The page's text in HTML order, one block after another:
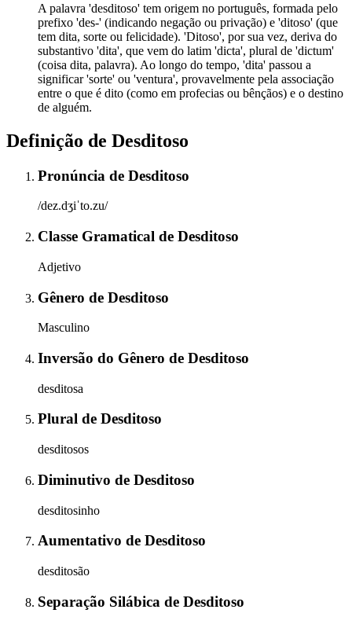
A palavra 'desditoso' tem origem no português, formada pelo
prefixo 'des-' (indicando negação ou privação) e 'ditoso' (que
tem dita, sorte ou felicidade). 'Ditoso', por sua vez, deriva do
substantivo 'dita', que vem do latim 'dicta', plural de 'dictum'
(coisa dita, palavra). Ao longo do tempo, 'dita' passou a
significar 'sorte' ou 'ventura', provavelmente pela associação
entre o que é dito (como em profecias ou bênçãos) e o destino
de alguém.
Definição de Desditoso
Pronúncia de Desditoso
/dez.dʒiˈto.zu/
Classe Gramatical de Desditoso
Adjetivo
Gênero de Desditoso
Masculino
Inversão do Gênero de Desditoso
desditosa
Plural de Desditoso
desditosos
Diminutivo de Desditoso
desditosinho
Aumentativo de Desditoso
desditosão
Separação Silábica de Desditoso